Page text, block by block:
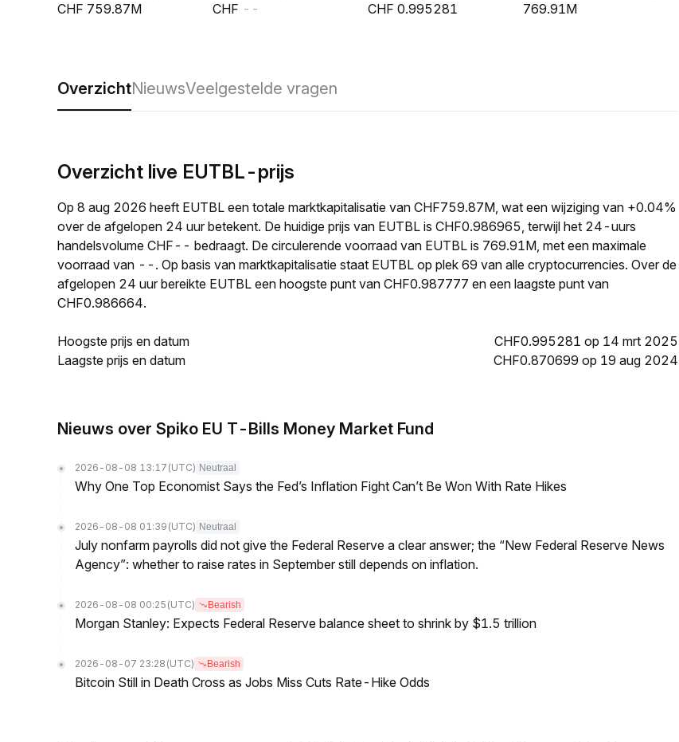
759.87M -- 0.995281 769.91M
OverzichtNieuwsVeelgestelde vragen
Overzicht live EUTBL-prijs
Op 8 aug 2026 heeft EUTBL een totale marktkapitalisatie van CHF759.87M, wat een wijziging van +0.04%
over de afgelopen 24 uur betekent. De huidige prijs van EUTBL is CHF0.986965, terwijl het 24-uurs
handelsvolume CHF-- bedraagt. De circulerende voorraad van EUTBL is 769.91M, met een maximale
voorraad van --. Op basis van marktkapitalisatie staat EUTBL op plek 69 van alle cryptocurrencies. Over de
afgelopen 24 uur bereikte EUTBL een hoogste punt van CHF0.987777 en een laagste punt van
CHF0.986664.
Hoogste prijs en datum
CHF0.995281 op 14 mrt 2025
Laagste prijs en datum
CHF0.870699 op 19 aug 2024
Nieuws over Spiko EU T-Bills Money Market Fund
2026-08-08 13:17 (UTC) Neutraal
Why One Top Economist Says the Fed’s Inflation Fight Can’t Be Won With Rate Hikes
2026-08-08 01:39 (UTC) Neutraal
July nonfarm payrolls did not give the Federal Reserve a clear answer; the “New Federal Reserve News
Agency”: whether to raise rates in September still depends on inflation.
2026-08-08 00:25 (UTC) Bearish
Morgan Stanley: Expects Federal Reserve balance sheet to shrink by $1.5 trillion
2026-08-07 23:28 (UTC) Bearish
Bitcoin Still in Death Cross as Jobs Miss Cuts Rate-Hike Odds